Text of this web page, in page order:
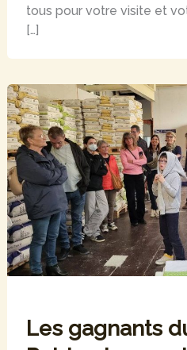
tous pour votre visite et
[…]
Les gagnants